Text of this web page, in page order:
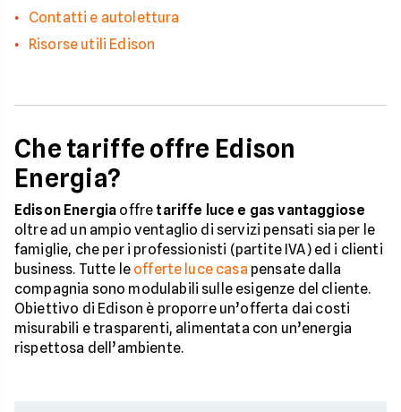
Contatti e autolettura
Risorse utili Edison
Che tariffe offre Edison
Energia?
Edison Energia offre tariffe luce e gas vantaggiose
oltre ad un ampio ventaglio di servizi pensati sia per le
famiglie, che per i professionisti (partite IVA) ed i clienti
business. Tutte le offerte luce casa pensate dalla
compagnia sono modulabili sulle esigenze del cliente.
Obiettivo di Edison è proporre un’offerta dai costi
misurabili e trasparenti, alimentata con un’energia
rispettosa dell’ambiente.